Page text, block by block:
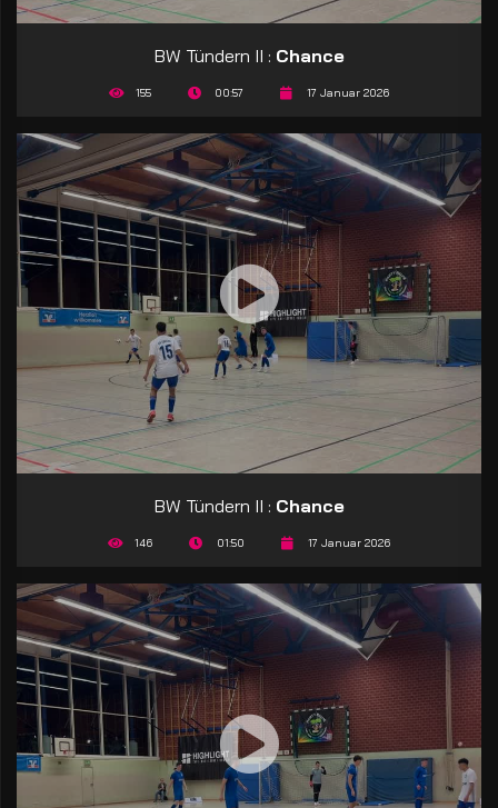
BW Tündern II : Chance
155 00:57 17 Januar 2026
BW Tündern II : Chance
146 01:50 17 Januar 2026